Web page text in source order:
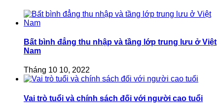
Bất bình đẳng thu nhập và tầng lớp trung lưu ở Việt
Nam
Tháng 10 10, 2022
Vai trò tuổi và chính sách đối với người cao tuổi